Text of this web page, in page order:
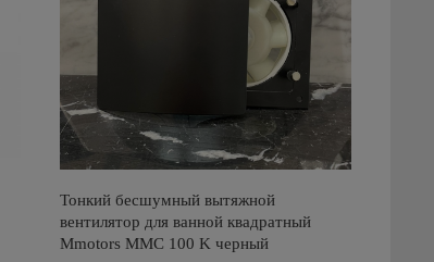
Тонкий бесшумный вытяжной
вентилятор для ванной квадратный
Mmotors ММC 100 K черный